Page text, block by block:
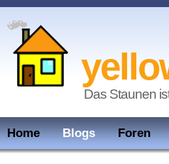
Das Staunen
Home Blogs Foren